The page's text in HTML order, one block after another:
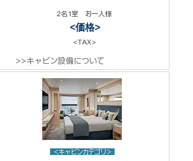
2名1室 お一人様
<価格>
<TAX>
>>キャビン設備について
<キャビンカテゴリ>